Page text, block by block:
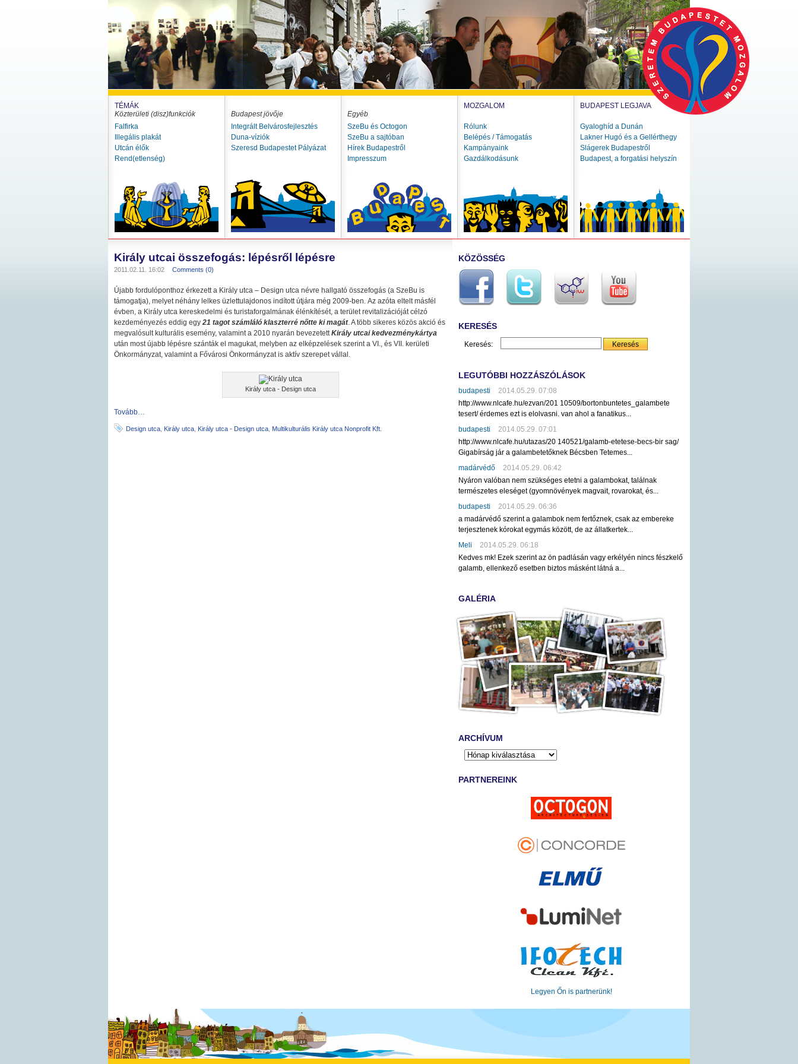
TÉMÁK
Közterületi (disz)funkciók
Falfirka
Illegális plakát
Utcán élők
Rend(etlenség)
Budapest jövője
Integrált Belvárosfejlesztés
Duna-víziók
Szeresd Budapestet Pályázat
Egyéb
SzeBu és Octogon
SzeBu a sajtóban
Hírek Budapestről
Impresszum
MOZGALOM
Rólunk
Belépés / Támogatás
Kampányaink
Gazdálkodásunk
BUDAPEST LEGJAVA
Gyaloghíd a Dunán
Lakner Hugó és a Gellérthegy
Slágerek Budapestről
Budapest, a forgatási helyszín
Király utcai összefogás: lépésről lépésre
2011.02.11. 16:02 Comments (0)
Újabb fordulóponthoz érkezett a Király utca – Design utca névre hallgató összefogás (a SzeBu is
támogatja), melyet néhány lelkes üzlettulajdonos indított útjára még 2009-ben. Az azóta eltelt másfél
évben, a Király utca kereskedelmi és turistaforgalmának élénkítését, a terület revitalizációját célzó
kezdeményezés eddig egy 21 tagot számláló klaszterré nőtte ki magát. A több sikeres közös akció és
megvalósult kulturális esemény, valamint a 2010 nyarán bevezetettKirály utcai kedvezménykártya
után most újabb lépésre szánták el magukat, melyben az elképzelések szerint a VI., és VII. kerületi
Önkormányzat, valamint a Fővárosi Önkormányzat is aktív szerepet vállal.
Király utca - Design utca
Tovább…
Design utca Király utca Király utca - Design utca Multikulturális Király utca Nonprofit Kft.
KÖZÖSSÉG
KERESÉS
Keresés:
LEGUTÓBBI HOZZÁSZÓLÁSOK
budapesti
2014.05.29. 07:08
http://www.nlcafe.hu/ezvan/201 10509/bortonbuntetes_galambete
tesert/ érdemes ezt is elolvasni. van ahol a fanatikus...
budapesti
2014.05.29. 07:01
http://www.nlcafe.hu/utazas/20 140521/galamb-etetese-becs-bir sag/
Gigabírság jár a galambetetőknek Bécsben Tetemes...
madárvédő
2014.05.29. 06:42
Nyáron valóban nem szükséges etetni a galambokat, találnak
természetes eleséget (gyomnövények magvait, rovarokat, és...
budapesti
2014.05.29. 06:36
a madárvédő szerint a galambok nem fertőznek, csak az embereke
terjesztenek kórokat egymás között, de az állatkertek...
Meli
2014.05.29. 06:18
Kedves mk! Ezek szerint az ön padlásán vagy erkélyén nincs fészkelő
galamb, ellenkező esetben biztos másként látná a...
GALÉRIA
ARCHÍVUM
PARTNEREINK
Legyen Őn is partnerünk!